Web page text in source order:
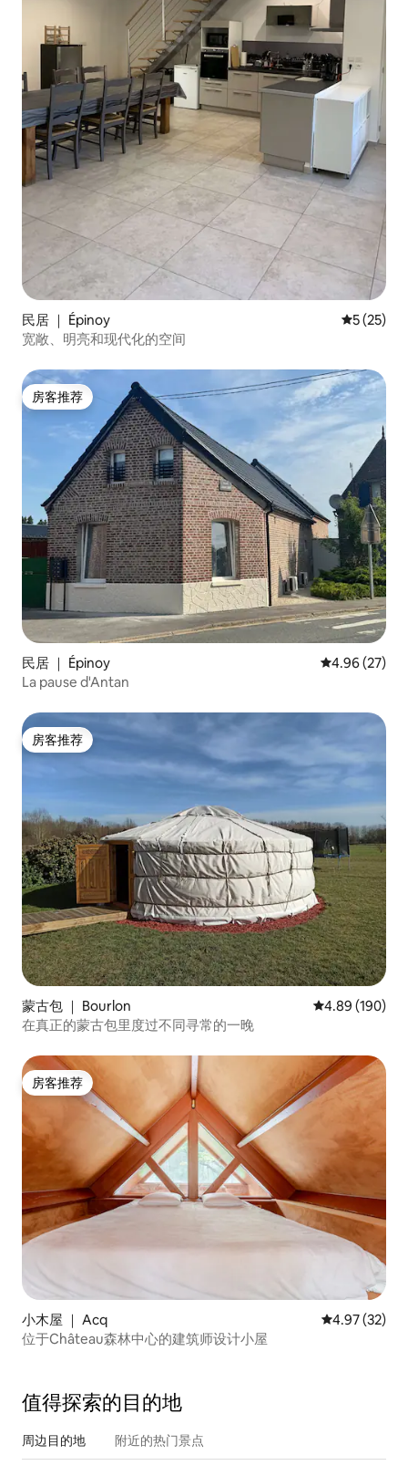
民居 ｜ Épinoy 平均评分
5 (25)
宽敞、明亮和现代化的空间
房客推荐
房客推荐
民居 ｜ Épinoy 平均评分
4.96 (27)
La pause d'Antan
房客推荐
房客推荐
蒙古包 ｜ Bourlon 平均评分 4.89
4.89 (190)
在真正的蒙古包里度过不同寻常的一晚
房客推荐
房客推荐
小木屋 ｜ Acq 平均评分
4.97 (32)
位于Château森林中心的建筑师设计小屋
值得探索的目的地
周边目的地 附近的热门景点